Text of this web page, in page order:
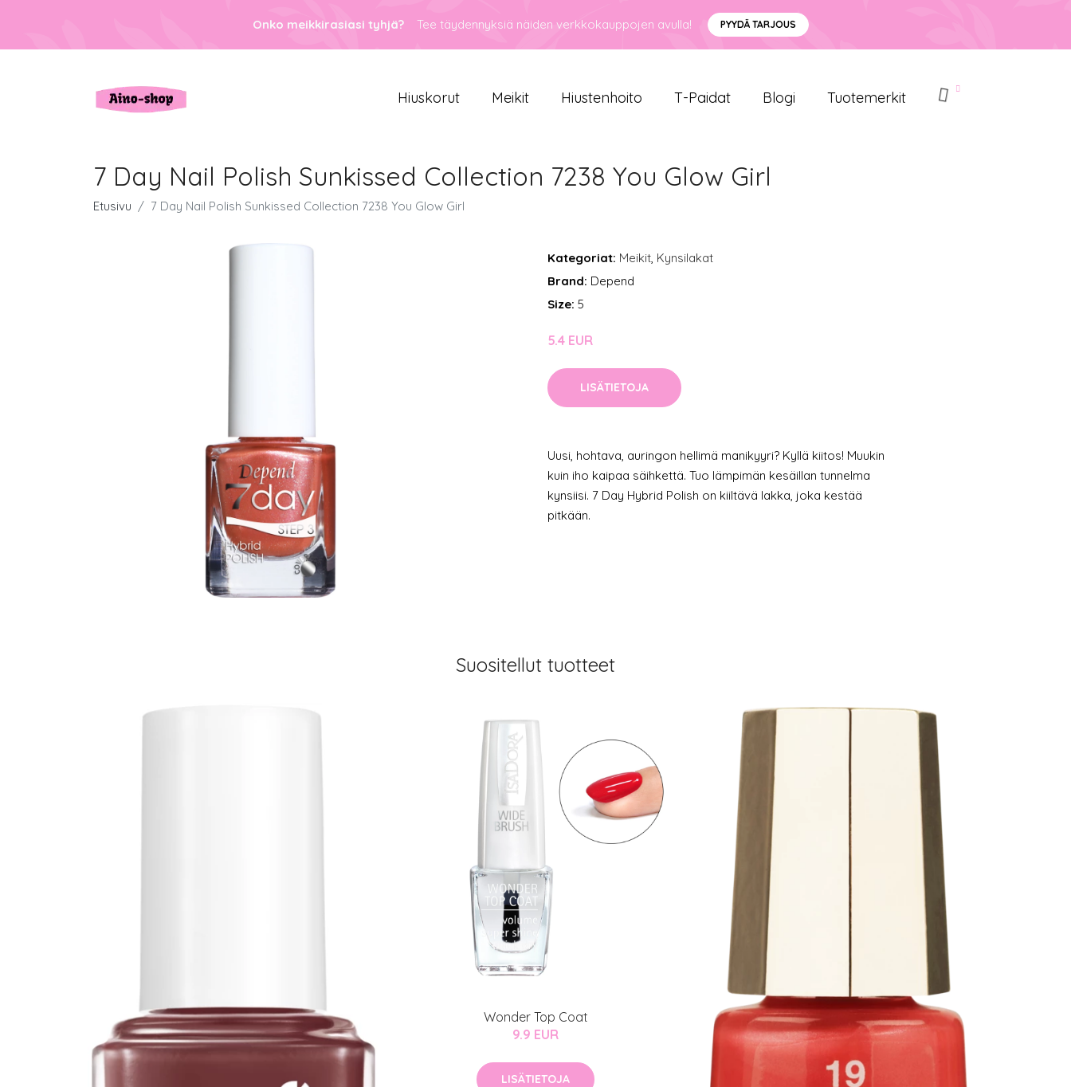
Onko meikkirasiasi tyhjä? Tee täydennyksiä näiden verkkokauppojen avulla! PYYDÄ TARJOUS
Hiuskorut Meikit Hiustenhoito T-Paidat Blogi Tuotemerkit
7 Day Nail Polish Sunkissed Collection 7238 You Glow Girl
Etusivu 7 Day Nail Polish Sunkissed Collection 7238 You Glow Girl
Kategoriat: Meikit, Kynsilakat
Brand: Depend
Size: 5
5.4 EUR
LISÄTIETOJA
Uusi, hohtava, auringon hellimä manikyyri? Kyllä kiitos! Muukin
kuin iho kaipaa säihkettä. Tuo lämpimän kesäillan tunnelma
kynsiisi. 7 Day Hybrid Polish on kiiltävä lakka, joka kestää
pitkään.
Suositellut tuotteet
Wonder Top Coat
9.9 EUR
LISÄTIETOJA